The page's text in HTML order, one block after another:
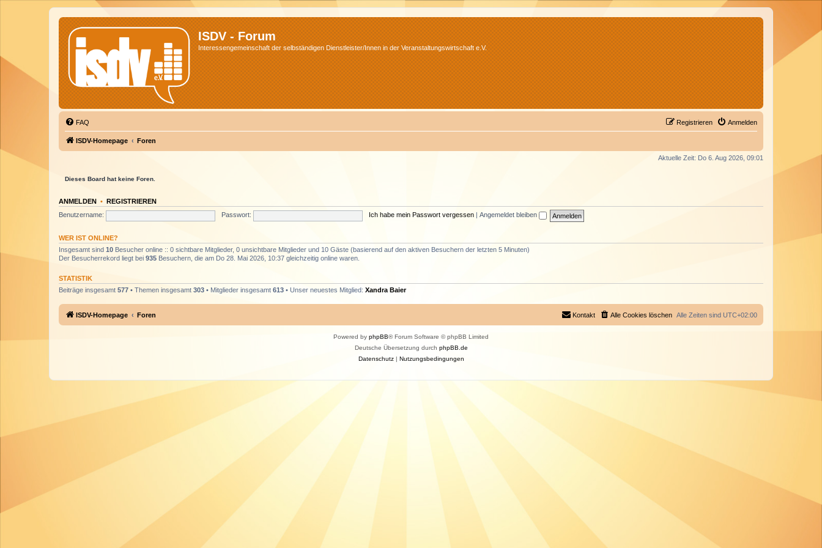
ISDV - Forum
Interessengemeinschaft der selbständigen Dienstleister/Innen in der Veranstaltungswirtschaft e.V.
FAQ Anmelden
Registrieren
ISDV-Homepage Foren
Aktuelle Zeit: Do 6. Aug 2026, 09:01
Dieses Board hat keine Foren.
ANMELDEN • REGISTRIEREN
Benutzername:
Passwort: Ich habe mein Passwort vergessen Angemeldet bleiben
WER IST ONLINE?
Insgesamt sind 10 Besucher online :: 0 sichtbare Mitglieder, 0 unsichtbare Mitglieder und 10 Gäste (basierend auf den aktiven Besuchern der letzten 5 Minuten)
Der Besucherrekord liegt bei 935 Besuchern, die am Do 28. Mai 2026, 10:37 gleichzeitig online waren.
STATISTIK
Beiträge insgesamt 577 • Themen insgesamt 303 • Mitglieder insgesamt 613 • Unser neuestes Mitglied: Xandra Baier
ISDV-Homepage Foren Alle Zeiten sind UTC+02:00
Alle Cookies löschen
Kontakt
Powered by phpBB® Forum Software © phpBB Limited
Deutsche Übersetzung durch phpBB.de
Datenschutz| Nutzungsbedingungen